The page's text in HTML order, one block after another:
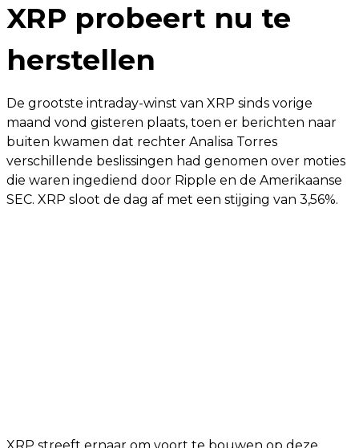
XRP probeert nu te
herstellen
De grootste intraday-winst van XRP sinds vorige
maand vond gisteren plaats, toen er berichten naar
buiten kwamen dat rechter Analisa Torres
verschillende beslissingen had genomen over moties
die waren ingediend door Ripple en de Amerikaanse
SEC. XRP sloot de dag af met een stijging van 3,56%.